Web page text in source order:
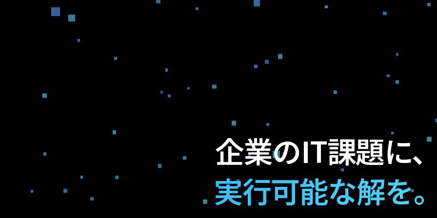
企業のIT課題に
実行可能な解を